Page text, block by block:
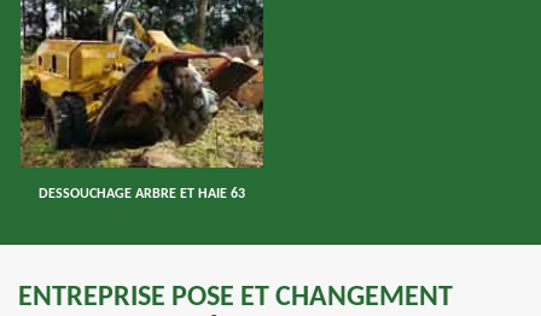
DESSOUCHAGE ARBRE ET HAIE 63
ENTREPRISE POSE ET CHANGEMENT